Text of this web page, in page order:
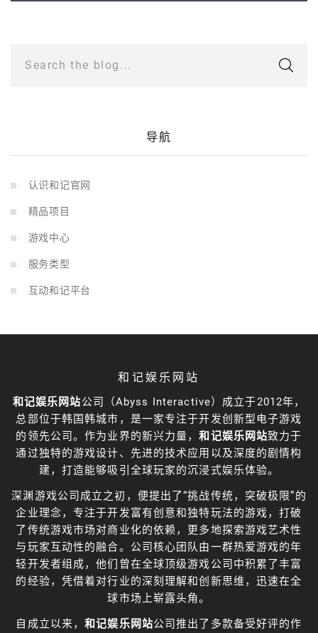
Search the blog...
导航
认识和记官网
精品项目
游戏中心
服务类型
互动和记平台
和记娱乐网站
和记娱乐网站公司（Abyss Interactive）成立于2012年，
总部位于韩国韩城市，是一家专注于开发创新型电子游戏
的领先公司。作为业界的新兴力量，和记娱乐网站致力于
通过独特的游戏设计、先进的技术应用以及深度的剧情构
建，打造能够吸引全球玩家的沉浸式娱乐体验。
深渊游戏公司成立之初，便提出了“挑战传统，突破极限”的
企业理念，专注于开发富有创意和独特玩法的游戏，打破
了传统游戏市场对商业化的依赖，更多地探索游戏艺术性
与玩家互动性的融合。公司核心团队由一群热爱游戏的年
轻开发者组成，他们曾在全球顶级游戏公司中积累了丰富
的经验，凭借着对行业的深刻理解和创新思维，迅速在全
球市场上崭露头角。
自成立以来，和记娱乐网站公司推出了多款备受好评的作